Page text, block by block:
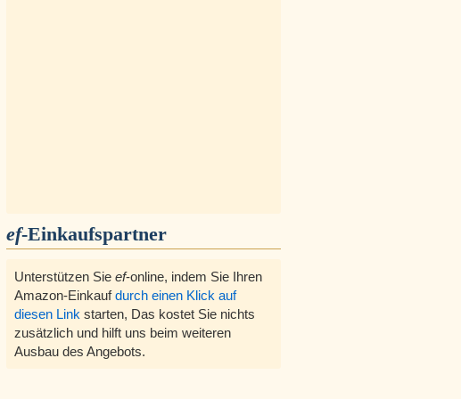
ef-Einkaufspartner
Unterstützen Sie ef-online, indem Sie Ihren
Amazon-Einkaufdurch einen Klick auf
diesen Link starten, Das kostet Sie nichts
zusätzlich und hilft uns beim weiteren
Ausbau des Angebots.